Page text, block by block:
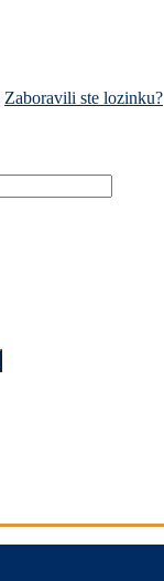
Zaboravili ste lozinku?